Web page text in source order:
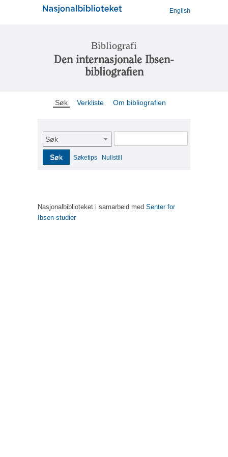
English
Bibliografi
Den internasjonale Ibsen-
bibliografien
Søk Verkliste Om bibliografien
Søk
Søk Søketips Nullstill
Nasjonalbiblioteket i samarbeid med Senter for
Ibsen-studier